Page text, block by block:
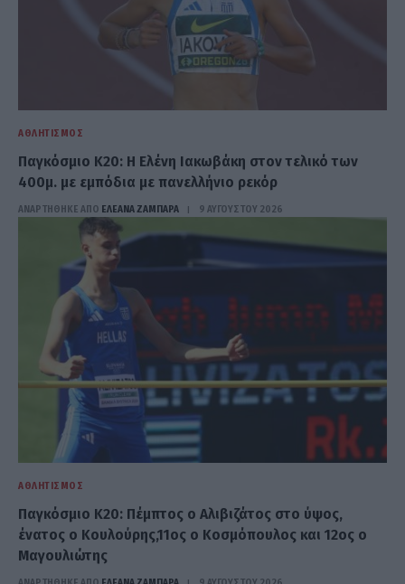
ΑΘΛΗΤΙΣΜΌΣ
Παγκόσμιο Κ20: Η Ελένη Ιακωβάκη στον τελικό των
400μ. με εμπόδια με πανελλήνιο ρεκόρ
ΑΝΑΡΤΗΘΗΚΕ ΑΠΟ ΕΛΕΑΝΑ ΖΑΜΠΑΡΑ 9 ΑΥΓΟΎΣΤΟΥ 2026
ΑΘΛΗΤΙΣΜΌΣ
Παγκόσμιο Κ20: Πέμπτος ο Αλιβιζάτος στο ύψος,
ένατος ο Κουλούρης,11ος ο Κοσμόπουλος και 12ος ο
Μαγουλιώτης